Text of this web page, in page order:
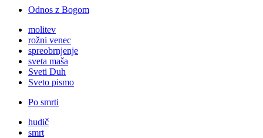
Odnos z Bogom
molitev
rožni venec
spreobrnjenje
sveta maša
Sveti Duh
Sveto pismo
Po smrti
hudič
smrt